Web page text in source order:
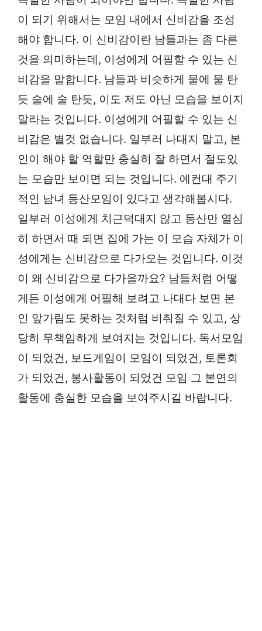
이 되기 위해서는 모임 내에서 신비감을 조성
해야 합니다. 이 신비감이란 남들과는 좀 다른
것을 의미하는데, 이성에게 어필할 수 있는 신
비감을 말합니다. 남들과 비슷하게 물에 물 탄
듯 술에 술 탄듯, 이도 저도 아닌 모습을 보이지
말라는 것입니다. 이성에게 어필할 수 있는 신
비감은 별것 없습니다. 일부러 나대지 말고, 본
인이 해야 할 역할만 충실히 잘 하면서 절도있
는 모습만 보이면 되는 것입니다. 예컨대 주기
적인 남녀 등산모임이 있다고 생각해봅시다.
일부러 이성에게 치근덕대지 않고 등산만 열심
히 하면서 때 되면 집에 가는 이 모습 자체가 이
성에게는 신비감으로 다가오는 것입니다. 이것
이 왜 신비감으로 다가올까요? 남들처럼 어떻
게든 이성에게 어필해 보려고 나대다 보면 본
인 앞가림도 못하는 것처럼 비춰질 수 있고, 상
당히 무책임하게 보여지는 것입니다. 독서모임
이 되었건, 보드게임이 모임이 되었건, 토론회
가 되었건, 봉사활동이 되었건 모임 그 본연의
활동에 충실한 모습을 보여주시길 바랍니다.